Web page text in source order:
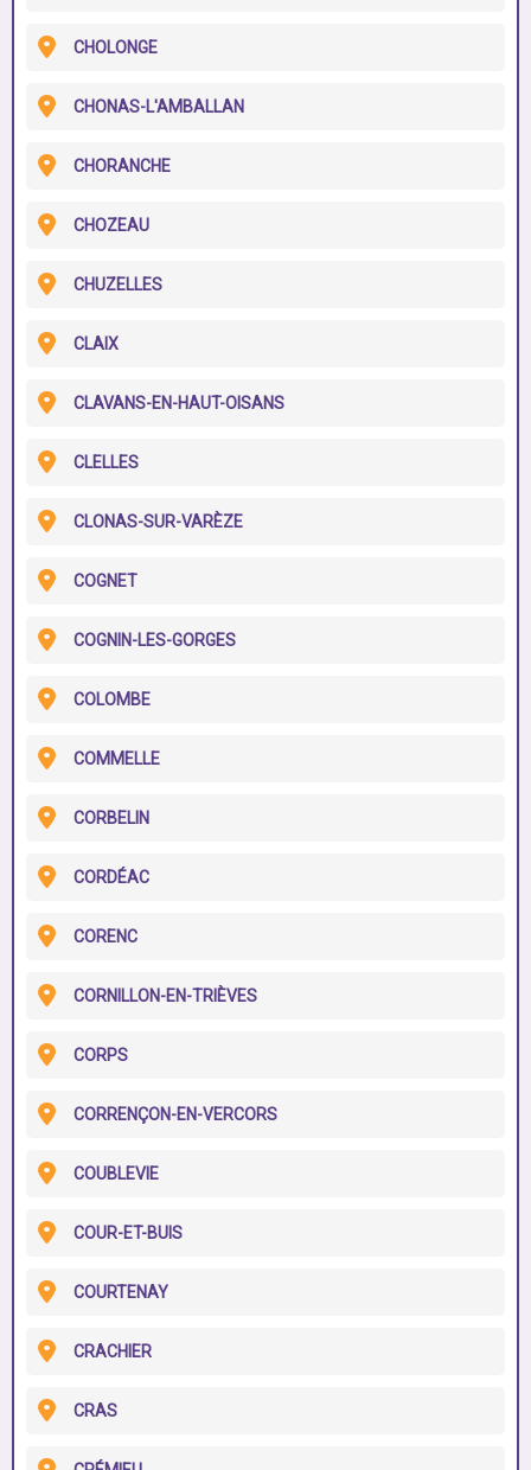
CHOLONGE
CHONAS-L'AMBALLAN
CHORANCHE
CHOZEAU
CHUZELLES
CLAIX
CLAVANS-EN-HAUT-OISANS
CLELLES
CLONAS-SUR-VARÈZE
COGNET
COGNIN-LES-GORGES
COLOMBE
COMMELLE
CORBELIN
CORDÉAC
CORENC
CORNILLON-EN-TRIÈVES
CORPS
CORRENÇON-EN-VERCORS
COUBLEVIE
COUR-ET-BUIS
COURTENAY
CRACHIER
CRAS